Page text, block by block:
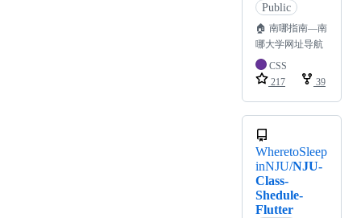
Public
🏠 南哪指南—南
哪大学网址导航
CSS
217
39
WheretoSleep
inNJU/NJU-
Class-
Shedule-
Flutter